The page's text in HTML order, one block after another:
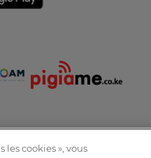
les cookies », vous